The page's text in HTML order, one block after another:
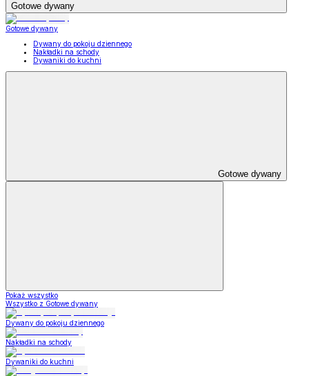
Gotowe dywany
Gotowe dywany
Dywany do pokoju dziennego
Nakładki na schody
Dywaniki do kuchni
Gotowe dywany
Pokaż wszystko
Wszystko z Gotowe dywany
Dywany do pokoju dziennego
Nakładki na schody
Dywaniki do kuchni